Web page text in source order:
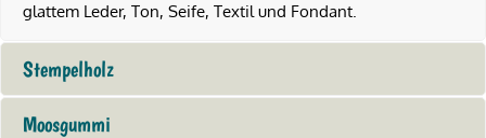
glattem Leder, Ton, Seife, Textil und Fondant.
Stempelholz
Moosgummi